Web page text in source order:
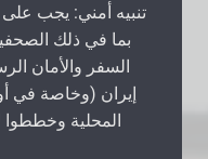
تنبيه أمني: يجب على
بما في ذلك
السفر والأمان
إيران (وخاصة في
المحلية وخططوا